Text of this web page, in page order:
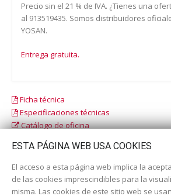
Precio sin el 21 % de IVA. ¿Tienes una
al 913519435. Somos distribuidores
YOSAN.
Entrega gratuita.
Ficha técnica
Especificaciones técnicas
Catálogo de oficina
Catálogo escolar
ESTA PÁGINA WEB USA COOKIES
El acceso a esta página web implica la
de las cookies imprescindibles para la
misma. Las cookies de este sitio web se